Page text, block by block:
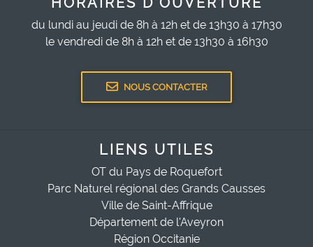
du lundi au jeudi de 8h à 12h et de 13h30 à 17h30
le vendredi de 8h à 12h et de 13h30 à 16h30
NOUS CONTACTER
LIENS UTILES
OT du Pays de Roquefort
Parc Naturel régional des Grands Causses
Ville de Saint-Affrique
Département de l'Aveyron
Région Occitanie